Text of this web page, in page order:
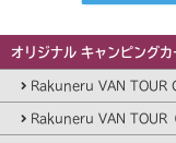
オリジナル キャンピング
Rakuneru VAN TOUR
Rakuneru VAN TOUR（